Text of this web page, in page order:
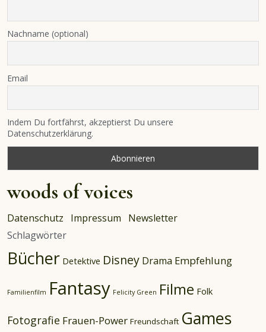
Nachname (optional)
Email
Indem Du fortfährst, akzeptierst Du unsere
Datenschutzerklärung.
woods of voices
Datenschutz Impressum
Newsletter
Schlagwörter
Bücher Detektive Disney Drama Empfehlung
Familienfilm Fantasy Felicity Green Filme Folk
Fotografie Frauen-Power Freundschaft Games